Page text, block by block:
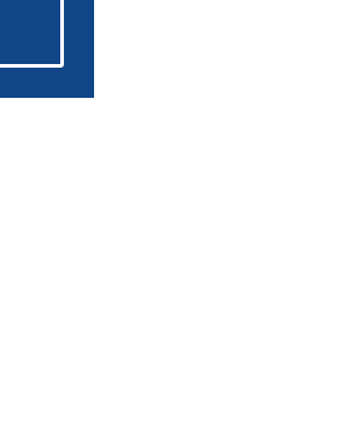
Enrolar em São Gonçalo – RJ